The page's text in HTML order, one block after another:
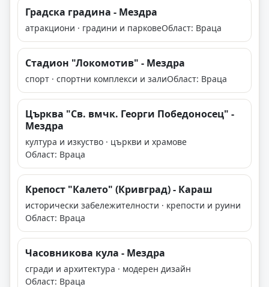
Градска градина - Мездра
атракциони · градини и парковеОбласт: Враца
Стадион "Локомотив" - Мездра
спорт · спортни комплекси и залиОбласт: Враца
Църква "Св. вмчк. Георги Победоносец" -
Мездра
култура и изкуство · църкви и храмове
Област: Враца
Крепост "Калето" (Кривград) - Караш
исторически забележителности · крепости и руини
Област: Враца
Часовникова кула - Мездра
сгради и архитектура · модерен дизайн
Област: Враца